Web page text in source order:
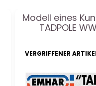
Modell eines
TADPOLE
VERGRIFFENER